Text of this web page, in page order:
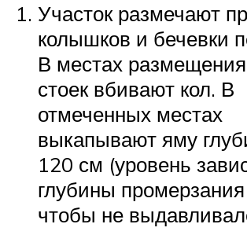
Участок размечают
колышков и бечевки
В местах
стоек вбивают кол. В
отмеченных местах
выкапывают яму
120 см (уровень
глубины промерзания
чтобы не